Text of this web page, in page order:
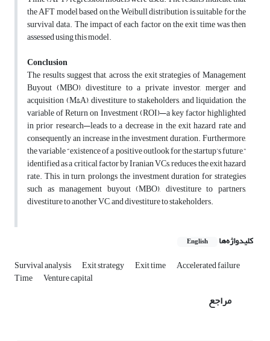
the AFT model based on the Weibull distribution is suitable for the
survival data. The impact of each factor on the exit time was then
assessed using this model.
Conclusion
The results suggest that, across the exit strategies of Management
Buyout (MBO), divestiture to a private investor, merger and
acquisition (M&A), divestiture to stakeholders, and liquidation, the
variable of Return on Investment (ROI)—a key factor highlighted
in prior research—leads to a decrease in the exit hazard rate and
consequently an increase in the investment duration. Furthermore,
the variable “existence of a positive outlook for the startup’s future,”
identified as a critical factor by Iranian VCs, reduces the exit hazard
rate. This, in turn, prolongs the investment duration for strategies
such as management buyout (MBO), divestiture to partners,
divestiture to another VC, and divestiture to stakeholders.
کلیدواژه‌ها English
Survival analysis Exit strategy Exit time Accelerated failure
Time Venture capital
مراجع